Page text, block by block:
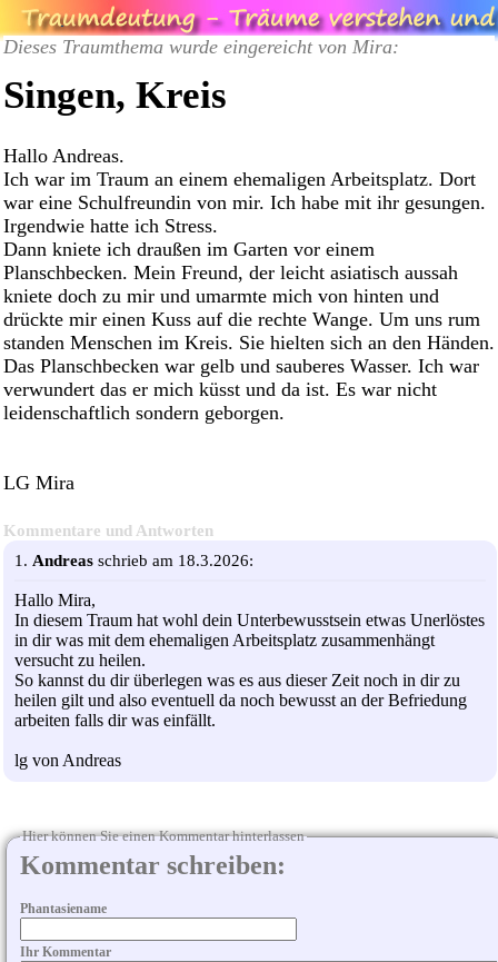
Dieses Traumthema wurde eingereicht von Mira:
Singen, Kreis
Hallo Andreas.
Ich war im Traum an einem ehemaligen Arbeitsplatz. Dort
war eine Schulfreundin von mir. Ich habe mit ihr gesungen.
Irgendwie hatte ich Stress.
Dann kniete ich draußen im Garten vor einem
Planschbecken. Mein Freund, der leicht asiatisch aussah
kniete doch zu mir und umarmte mich von hinten und
drückte mir einen Kuss auf die rechte Wange. Um uns rum
standen Menschen im Kreis. Sie hielten sich an den Händen.
Das Planschbecken war gelb und sauberes Wasser. Ich war
verwundert das er mich küsst und da ist. Es war nicht
leidenschaftlich sondern geborgen.
LG Mira
Kommentare und Antworten
1. Andreas schrieb am 18.3.2026:
Hallo Mira,
In diesem Traum hat wohl dein Unterbewusstsein etwas Unerlöstes
in dir was mit dem ehemaligen Arbeitsplatz zusammenhängt
versucht zu heilen.
So kannst du dir überlegen was es aus dieser Zeit noch in dir zu
heilen gilt und also eventuell da noch bewusst an der Befriedung
arbeiten falls dir was einfällt.
lg von Andreas
Hier können Sie einen Kommentar hinterlassen
Kommentar schreiben:
Phantasiename
Ihr Kommentar